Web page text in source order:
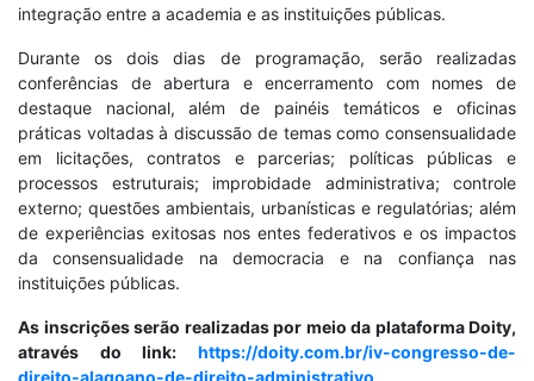
integração entre a academia e as instituições públicas.
Durante os dois dias de programação, serão realizadas
conferências de abertura e encerramento com nomes de
destaque nacional, além de painéis temáticos e oficinas
práticas voltadas à discussão de temas como consensualidade
em licitações, contratos e parcerias; políticas públicas e
processos estruturais; improbidade administrativa; controle
externo; questões ambientais, urbanísticas e regulatórias; além
de experiências exitosas nos entes federativos e os impactos
da consensualidade na democracia e na confiança nas
instituições públicas.
As inscrições serão realizadas por meio da plataforma Doity,
através do link: https://doity.com.br/iv-congresso-de-
direito-alagoano-de-direito-administrativo